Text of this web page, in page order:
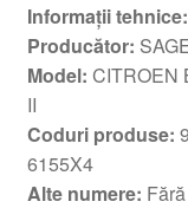
Informații tehnice:
Producător:
Model: CITROEN
II
Coduri produse:
6155X4
Alte numere: